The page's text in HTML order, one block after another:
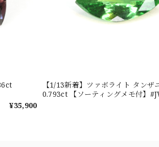
¥35,900
【1/13新着】ツァボライト タンザ
0.793ct 【ソーティングメモ付】